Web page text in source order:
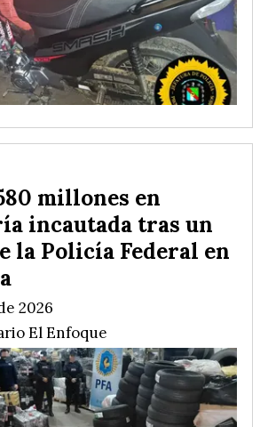
millones en
incautada tras un
la Policía Federal en
El Enfoque
2026